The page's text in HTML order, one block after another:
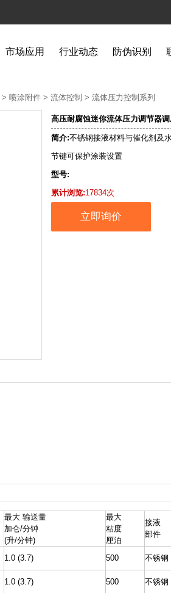
市场应用 行业动态 防伪识别
> 喷涂附件 > 流体控制 > 流体压力控制系列
高压耐腐蚀迷你流体压力调节器调
简介:不锈钢接液材料与催化剂及
节键可保护涂装设置
型号:
累计浏览:17834次
立即询价
最大 输送量
加仑/分钟
(升/分钟)
最大
粘度
厘泊
接液
部件
1.0 (3.7) 500 不锈钢
1.0 (3.7) 500 不锈钢